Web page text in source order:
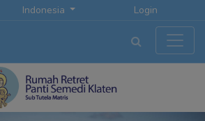
Indonesia Login